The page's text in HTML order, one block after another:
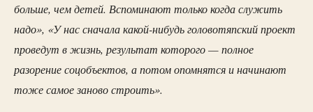
больше, чем детей. Вспоминают только когда служить
надо», «У нас сначала какой-нибудь головотяпский проект
проведут в жизнь, результат которого — полное
разорение соцобъектов, а потом опомнятся и начинают
тоже самое заново строить».